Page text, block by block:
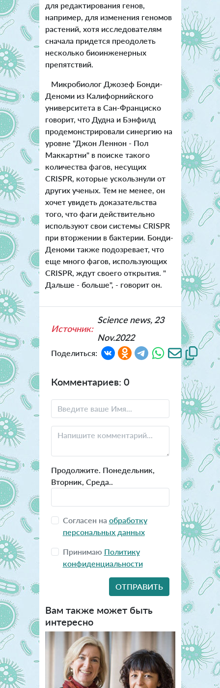
для редактирования генов,
например, для изменения геномов
растений, хотя исследователям
сначала придется преодолеть
несколько биоинженерных
препятствий.
Микробиолог Джозеф Бонди-
Деноми из Калифорнийского
университета в Сан-Франциско
говорит, что Дудна и Бэнфилд
продемонстрировали синергию на
уровне "Джон Леннон - Пол
Маккартни" в поиске такого
количества фагов, несущих
CRISPR, которые ускользнули от
других ученых. Тем не менее, он
хочет увидеть доказательства
того, что фаги действительно
используют свои системы CRISPR
при вторжении в бактерии. Бонди-
Деноми также подозревает, что
еще много фагов, использующих
CRISPR, ждут своего открытия. "
Дальше - больше", - говорит он.
Источник:
Science news, 23
Nov.2022
Поделиться:
Комментариев: 0
Продолжите. Понедельник,
Вторник, Среда..
Согласен на обработку
персональных данных
Принимаю Политику
конфиденциальности
Вам также может быть
интересно